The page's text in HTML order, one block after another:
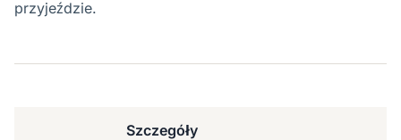
przyjeździe.
Szczegóły